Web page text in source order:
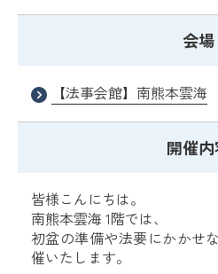
会場
【法事会館】南熊本雲海
開催
皆様こんにちは。
南熊本雲海 1階では、
初盆の準備や法要にかかせ
催いたします。